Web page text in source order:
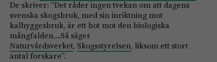
De skriver: ”Det råder ingen tvekan om att dagens
svenska skogsbruk, med sin inriktning mot
kalhyggesbruk, är ett hot mot den biologiska
mångfalden….Så säger
Naturvårdsverket, Skogsstyrelsen, liksom ett stort
antal forskare”.